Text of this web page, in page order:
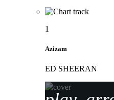
1
Azizam
ED SHEERAN